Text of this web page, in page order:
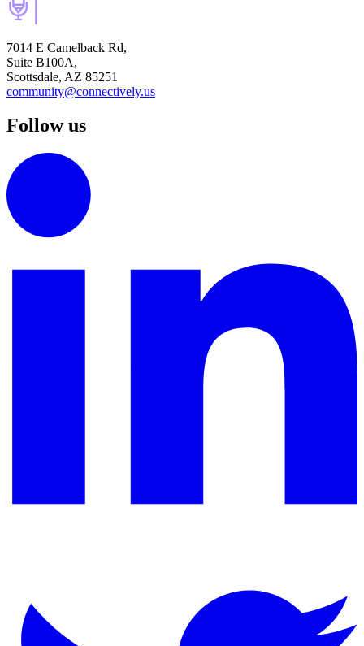
7014 E Camelback Rd,
Suite B100A,
Scottsdale, AZ 85251
community@connectively.us
Follow us